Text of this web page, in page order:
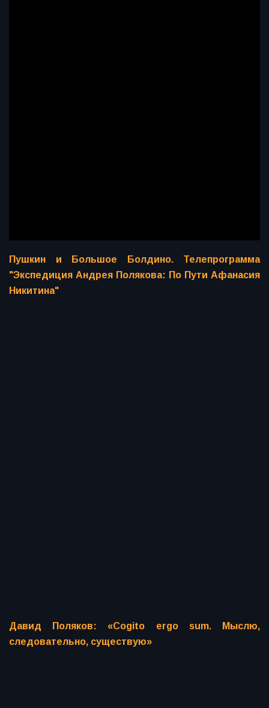
Пушкин и Большое Болдино. Телепрограмма
"Экспедиция Андрея Полякова: По Пути Афанасия
Никитина"
Давид Поляков: «Cogito ergo sum. Мыслю,
следовательно, существую»